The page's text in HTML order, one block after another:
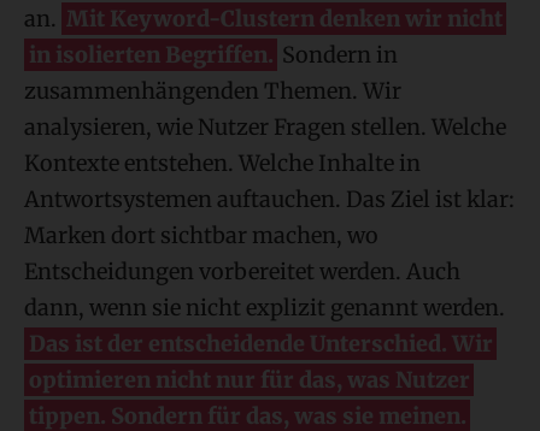
an. Mit Keyword-Clustern denken wir nicht
in isolierten Begriffen. Sondern in
zusammenhängenden Themen. Wir
analysieren, wie Nutzer Fragen stellen. Welche
Kontexte entstehen. Welche Inhalte in
Antwortsystemen auftauchen. Das Ziel ist klar:
Marken dort sichtbar machen, wo
Entscheidungen vorbereitet werden. Auch
dann, wenn sie nicht explizit genannt werden.
Das ist der entscheidende Unterschied. Wir
optimieren nicht nur für das, was Nutzer
tippen. Sondern für das, was sie meinen.